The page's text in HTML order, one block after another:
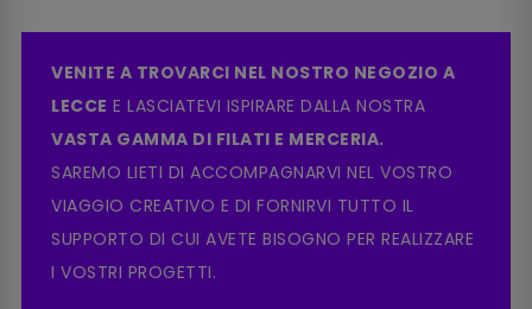
VENITE A TROVARCI NEL NOSTRO NEGOZIO A
LECCE E LASCIATEVI ISPIRARE DALLA NOSTRA
VASTA GAMMA DI FILATI E MERCERIA.
SAREMO LIETI DI ACCOMPAGNARVI NEL VOSTRO
VIAGGIO CREATIVO E DI FORNIRVI TUTTO IL
SUPPORTO DI CUI AVETE BISOGNO PER REALIZZARE
I VOSTRI PROGETTI.